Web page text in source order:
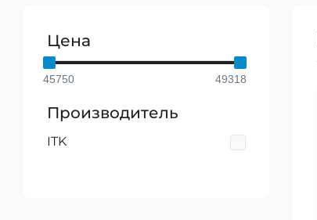
Цена
45750 49318
Производитель
ITK